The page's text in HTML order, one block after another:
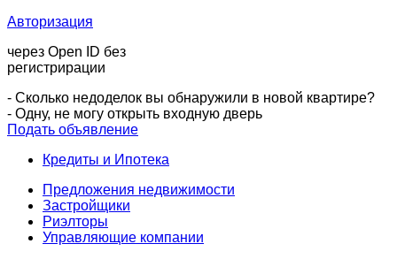
Авторизация
через Open ID без
регистрирации
- Сколько недоделок вы обнаружили в новой квартире?
- Одну, не могу открыть входную дверь
Подать объявление
Кредиты и Ипотека
Предложения недвижимости
Застройщики
Риэлторы
Управляющие компании